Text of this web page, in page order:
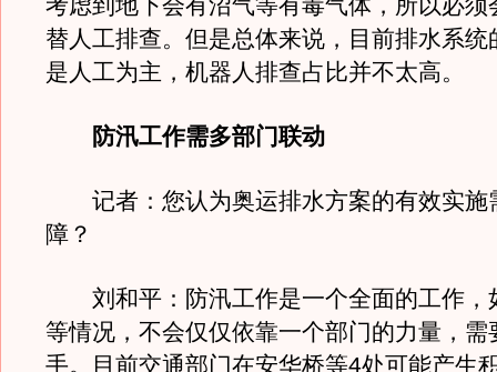
考虑到地下会有沼气等有毒气体，所以必须
替人工排查。但是总体来说，目前排水系统
是人工为主，机器人排查占比并不太高。
防汛工作需多部门联动
记者：您认为奥运排水方案的有效实施
障？
刘和平：防汛工作是一个全面的工作，
等情况，不会仅仅依靠一个部门的力量，需
手。目前交通部门在安华桥等4处可能产生